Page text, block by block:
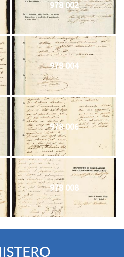
978 002
978 004
978 006
978 008